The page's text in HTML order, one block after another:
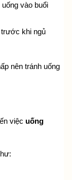
vào buổi
trước khi ngủ
nên tránh uống
việc uống